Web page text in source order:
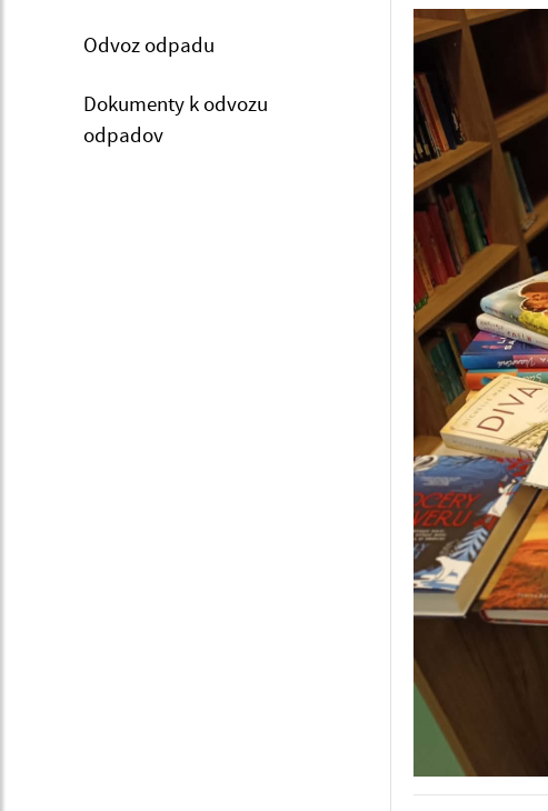
Odvoz odpadu
Dokumenty k odvozu
odpadov